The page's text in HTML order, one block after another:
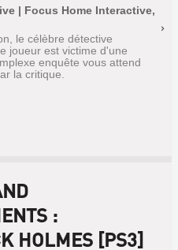
| Focus Home Interactive,
le célèbre détective
joueur est victime d'une
enquête vous attend
la critique.
:
HOLMES [PS3]